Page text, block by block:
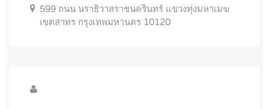
599 ถนน นราธิวาสราชนครินทร์ แขวงทุ่งมหาเมฆ
เขตสาทร กรุงเทพมหานคร 10120